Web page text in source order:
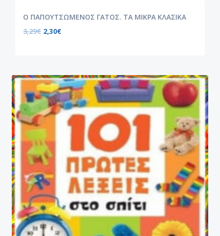
Ο ΠΑΠΟΥΤΣΩΜΕΝΟΣ ΓΑΤΟΣ. ΤΑ ΜΙΚΡΑ ΚΛΑΣΙΚΑ
3,29€ 2,30€